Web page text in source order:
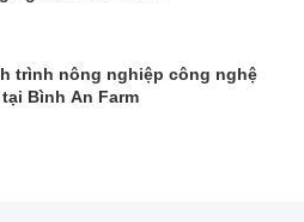
trình nông nghiệp công nghệ
Bình An Farm